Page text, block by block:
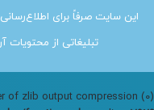
این سایت صرفاً برای
تبلیغاتی از محتویات
of zlib output compression (0)